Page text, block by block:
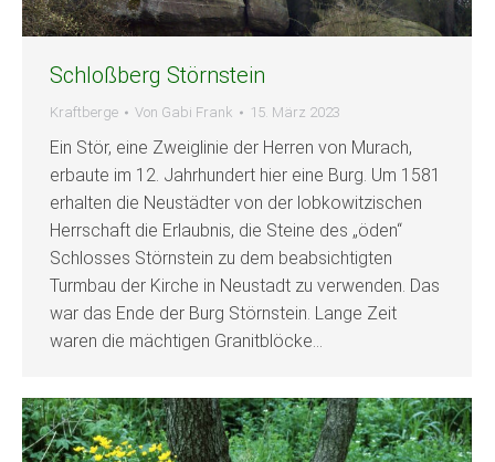
Schloßberg Störnstein
Kraftberge Von Gabi Frank 15. März 2023
Ein Stör, eine Zweiglinie der Herren von Murach,
erbaute im 12. Jahrhundert hier eine Burg. Um 1581
erhalten die Neustädter von der lobkowitzischen
Herrschaft die Erlaubnis, die Steine des „öden“
Schlosses Störnstein zu dem beabsichtigten
Turmbau der Kirche in Neustadt zu verwenden. Das
war das Ende der Burg Störnstein. Lange Zeit
waren die mächtigen Granitblöcke…